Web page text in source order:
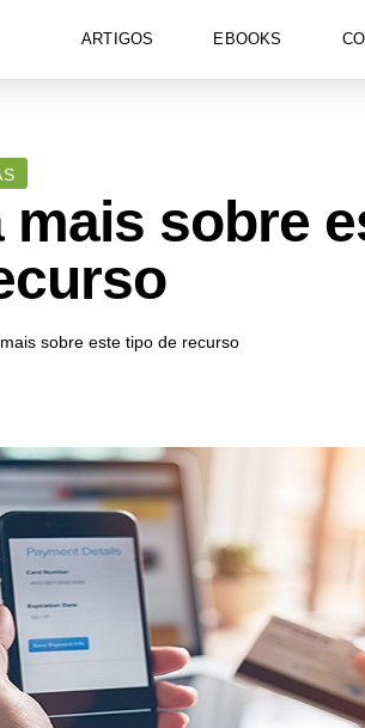
ARTIGOS EBOOKS
sobre
sobre este tipo de recurso